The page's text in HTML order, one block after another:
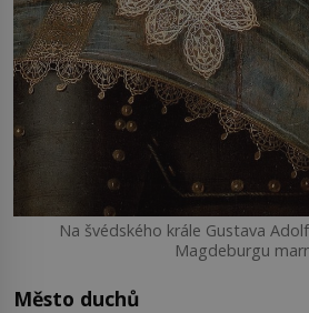
Na švédského krále Gustava
Magdeburgu
Město duchů